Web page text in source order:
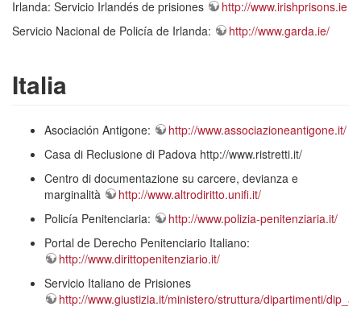
Irlanda: Servicio Irlandés de prisiones
http://www.irishprisons.ie
Servicio Nacional de Policía de Irlanda:
http://www.garda.ie/
Italia
Asociación Antigone:
http://www.associazioneantigone.it/
Casa di Reclusione di Padova http://www.ristretti.it/
Centro di documentazione su carcere, devianza e
marginalità
http://www.altrodiritto.unifi.it/
Policía Penitenciaria:
http://www.polizia-penitenziaria.it/
Portal de Derecho Penitenciario Italiano:
http://www.dirittopenitenziario.it/
Servicio Italiano de Prisiones
http://www.giustizia.it/ministero/struttura/dipartimenti/